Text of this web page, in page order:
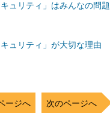
キュリティ」はみんなの問題
キュリティ」が大切な理由
ージへ 次のページへ